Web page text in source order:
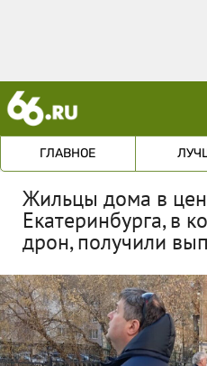
ГЛАВНОЕ
Жильцы дома в
Екатеринбурга, в
дрон, получили